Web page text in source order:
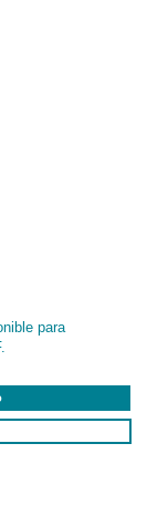
para